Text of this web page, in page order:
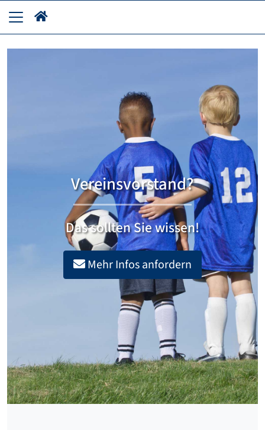
Vereinsvorstand?
Das sollten Sie wissen!
Mehr Infos anfordern